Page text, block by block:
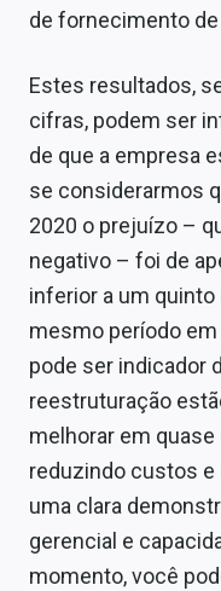
de fornecimento
Estes resultados,
cifras, podem ser
de que a empresa
se considerarmos
2020 o prejuízo –
negativo – foi de
inferior a um
mesmo período
pode ser indicador
reestruturação
melhorar em
reduzindo custos e
uma clara
gerencial e
momento, você